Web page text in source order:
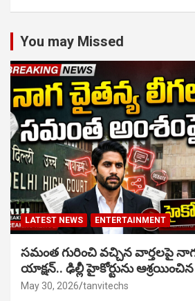
You may Missed
LATEST NEWS ENTERTAINMENT
సమంత గురించి వచ్చిన వార్తలపై
యాక్షన్.. ఢిల్లీ హైకోర్టును
May 30, 2026 tanvitechs